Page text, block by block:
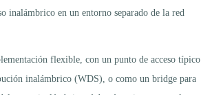
inalámbrico en un entorno separado de la red
flexible, con un punto de acceso típico
inalámbrico (WDS), o como un bridge para